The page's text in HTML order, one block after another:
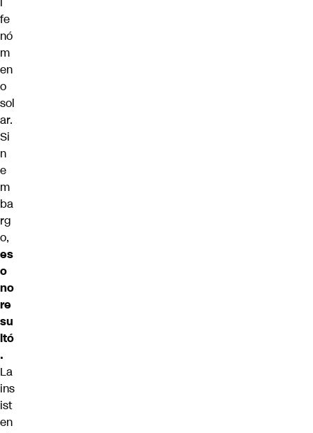
fe
nó
m
en
o
sol
ar.
Si
n
e
m
ba
rg
o,
es
o
no
re
su
ltó
.
La
ins
ist
en